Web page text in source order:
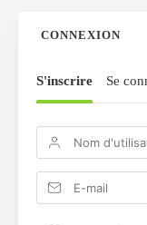
CONNEXION
S'inscrire Se